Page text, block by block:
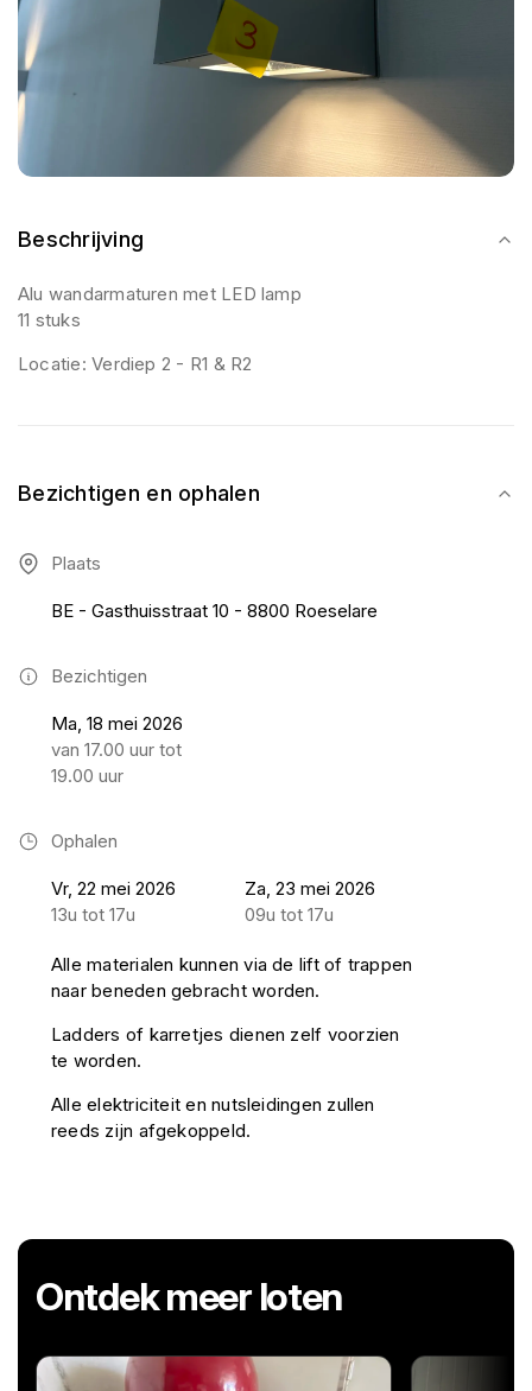
Beschrijving
Alu wandarmaturen met LED lamp
11 stuks
Locatie: Verdiep 2 - R1 & R2
Bezichtigen en ophalen
Plaats
BE - Gasthuisstraat 10 - 8800 Roeselare
Bezichtigen
Ma, 18 mei 2026
van 17.00 uur tot
19.00 uur
Ophalen
Vr, 22 mei 2026
13u tot 17u
Za, 23 mei 2026
09u tot 17u
Alle materialen kunnen via de lift of trappen
naar beneden gebracht worden.
Ladders of karretjes dienen zelf voorzien
te worden.
Alle elektriciteit en nutsleidingen zullen
reeds zijn afgekoppeld.
Ontdek meer loten